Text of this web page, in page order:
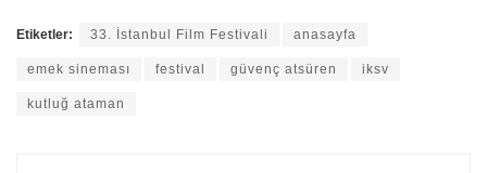
Etiketler: 33. İstanbul Film Festivali anasayfa
emek sineması festival güvenç atsüren iksv
kutluğ ataman